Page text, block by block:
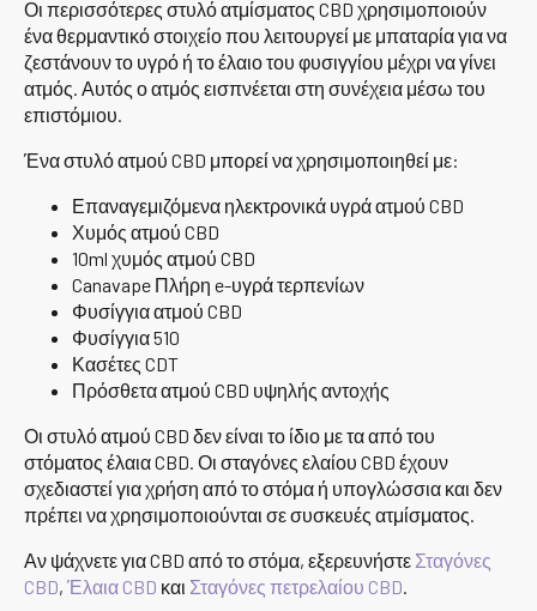
Οι περισσότερες στυλό ατμίσματος CBD χρησιμοποιούν
ένα θερμαντικό στοιχείο που λειτουργεί με μπαταρία για να
ζεστάνουν το υγρό ή το έλαιο του φυσιγγίου μέχρι να γίνει
ατμός. Αυτός ο ατμός εισπνέεται στη συνέχεια μέσω του
επιστόμιου.
Ένα στυλό ατμού CBD μπορεί να χρησιμοποιηθεί με:
Επαναγεμιζόμενα ηλεκτρονικά υγρά ατμού CBD
Χυμός ατμού CBD
10ml χυμός ατμού CBD
Canavape Πλήρη e-υγρά τερπενίων
Φυσίγγια ατμού CBD
Φυσίγγια 510
Κασέτες CDT
Πρόσθετα ατμού CBD υψηλής αντοχής
Οι στυλό ατμού CBD δεν είναι το ίδιο με τα από του
στόματος έλαια CBD. Οι σταγόνες ελαίου CBD έχουν
σχεδιαστεί για χρήση από το στόμα ή υπογλώσσια και δεν
πρέπει να χρησιμοποιούνται σε συσκευές ατμίσματος.
Αν ψάχνετε για CBD από το στόμα, εξερευνήστε Σταγόνες
CBD, Έλαια CBD και Σταγόνες πετρελαίου CBD.